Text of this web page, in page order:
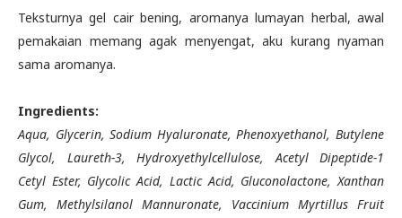
Teksturnya gel cair bening, aromanya lumayan herbal, awal
pemakaian memang agak menyengat, aku kurang nyaman
sama aromanya.
Ingredients:
Aqua, Glycerin, Sodium Hyaluronate, Phenoxyethanol, Butylene
Glycol, Laureth-3, Hydroxyethylcellulose, Acetyl Dipeptide-1
Cetyl Ester, Glycolic Acid, Lactic Acid, Gluconolactone, Xanthan
Gum, Methylsilanol Mannuronate, Vaccinium Myrtillus Fruit